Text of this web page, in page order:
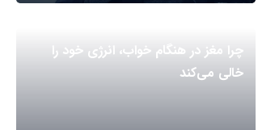
چرا مغز در هنگام خواب، انرژی خود را
خالی می‌کند